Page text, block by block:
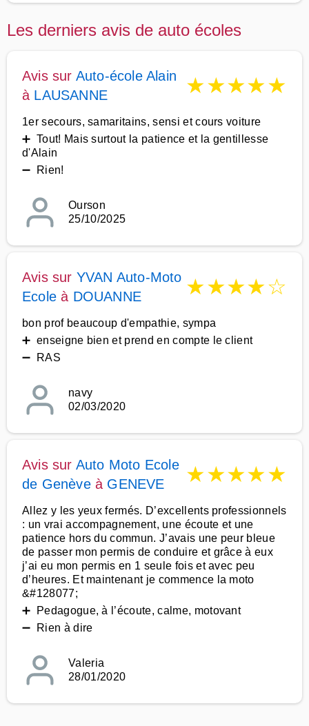
Les derniers avis de auto écoles
Avis sur Auto-école Alain
à LAUSANNE ★★★★★
1er secours, samaritains, sensi et cours voiture
➕ Tout! Mais surtout la patience et la gentillesse
d'Alain
➖ Rien!
Ourson
25/10/2025
Avis sur YVAN Auto-Moto
Ecole à DOUANNE ★★★★☆
bon prof beaucoup d'empathie, sympa
➕ enseigne bien et prend en compte le client
➖ RAS
navy
02/03/2020
Avis sur Auto Moto Ecole
de Genèveà GENEVE ★★★★★
Allez y les yeux fermés. D’excellents professionnels
: un vrai accompagnement, une écoute et une
patience hors du commun. J’avais une peur bleue
de passer mon permis de conduire et grâce à eux
j’ai eu mon permis en 1 seule fois et avec peu
d’heures. Et maintenant je commence la moto
&#128077;
➕ Pedagogue, à l’écoute, calme, motovant
➖ Rien à dire
Valeria
28/01/2020